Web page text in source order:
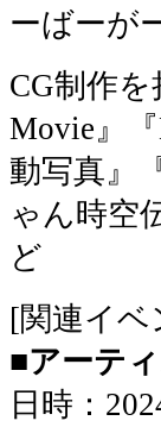
ーばーが
CG制作
Movie』
動写真』
ゃん時空
ど
[関連イ
■アーテ
日時：